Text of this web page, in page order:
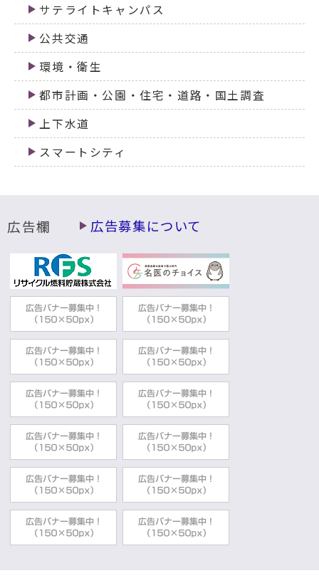
サテライトキャンパス
公共交通
環境・衛生
都市計画・公園・住宅・道路・国土調査
上下水道
スマートシティ
広告欄 広告募集について